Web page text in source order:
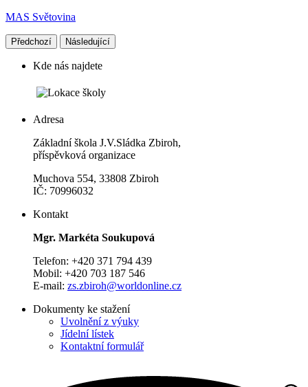
MAS Světovina
Předchozí Následující
Kde nás najdete
Adresa
Základní škola J.V.Sládka Zbiroh,
příspěvková organizace
Muchova 554, 33808 Zbiroh
IČ: 70996032
Kontakt
Mgr. Markéta Soukupová
Telefon: +420 371 794 439
Mobil: +420 703 187 546
E-mail: zs.zbiroh@worldonline.cz
Dokumenty ke stažení
Uvolnění z výuky
Jídelní lístek
Kontaktní formulář